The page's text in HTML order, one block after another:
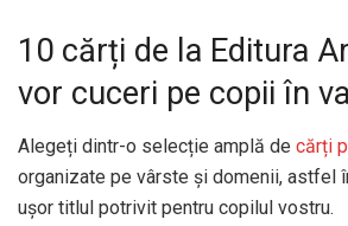
10 cărți de la Editura
vor cuceri pe copii în
Alegeți dintr-o selecție amplă de cărți
organizate pe vârste și domenii, astfel
ușor titlul potrivit pentru copilul vostru.